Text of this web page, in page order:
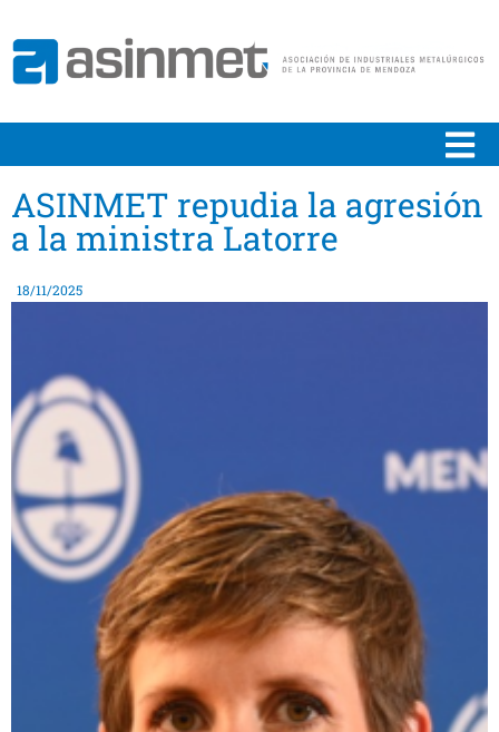
ASINMET repudia la agresión
a la ministra Latorre
18/11/2025